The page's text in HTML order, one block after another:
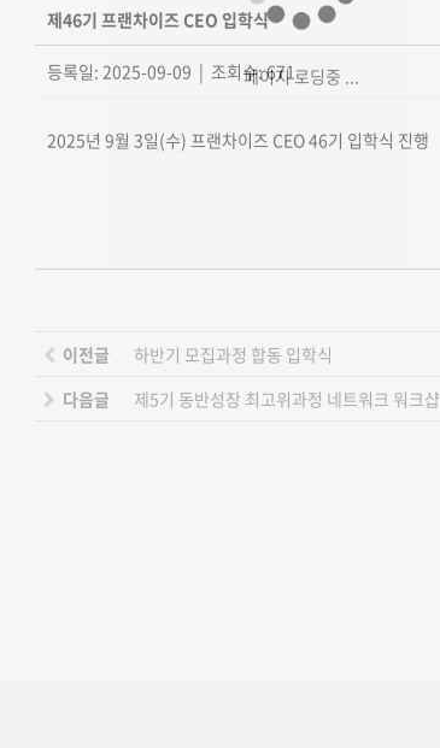
제46기 프랜차이즈 CEO 입학식
등록일: 2025-09-09 | 조회수: 671
2025년 9월 3일(수) 프랜차이즈 CEO 46기 입학식 진행
이전글 하반기 모집과정 합동 입학식
다음글
제5기 동반성장 최고위과정 네트워크 워크샵
페이지 로딩중 ...